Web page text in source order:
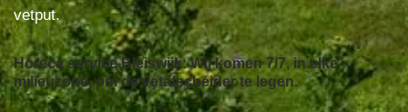
vetput.
Horeca service Bleiswijk: Wij komen 7/7, in elke
milieuzone, om de vetafscheider te legen.